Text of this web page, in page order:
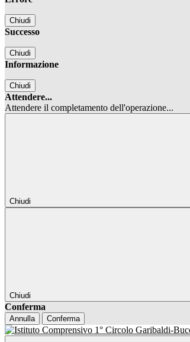
Chiudi
Successo
Chiudi
Informazione
Chiudi
Attendere...
Attendere il completamento dell'operazione...
Chiudi
Chiudi
Conferma
Annulla Conferma